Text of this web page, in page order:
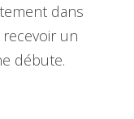
dans
un
débute.